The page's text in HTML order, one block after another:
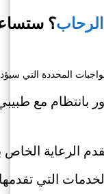
؟
المحددة التي
مع طبيبي
الرعاية
التي